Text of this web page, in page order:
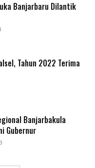
Banjarbaru Dilantik
Tahun 2022 Terima
Banjarbakula
Gubernur